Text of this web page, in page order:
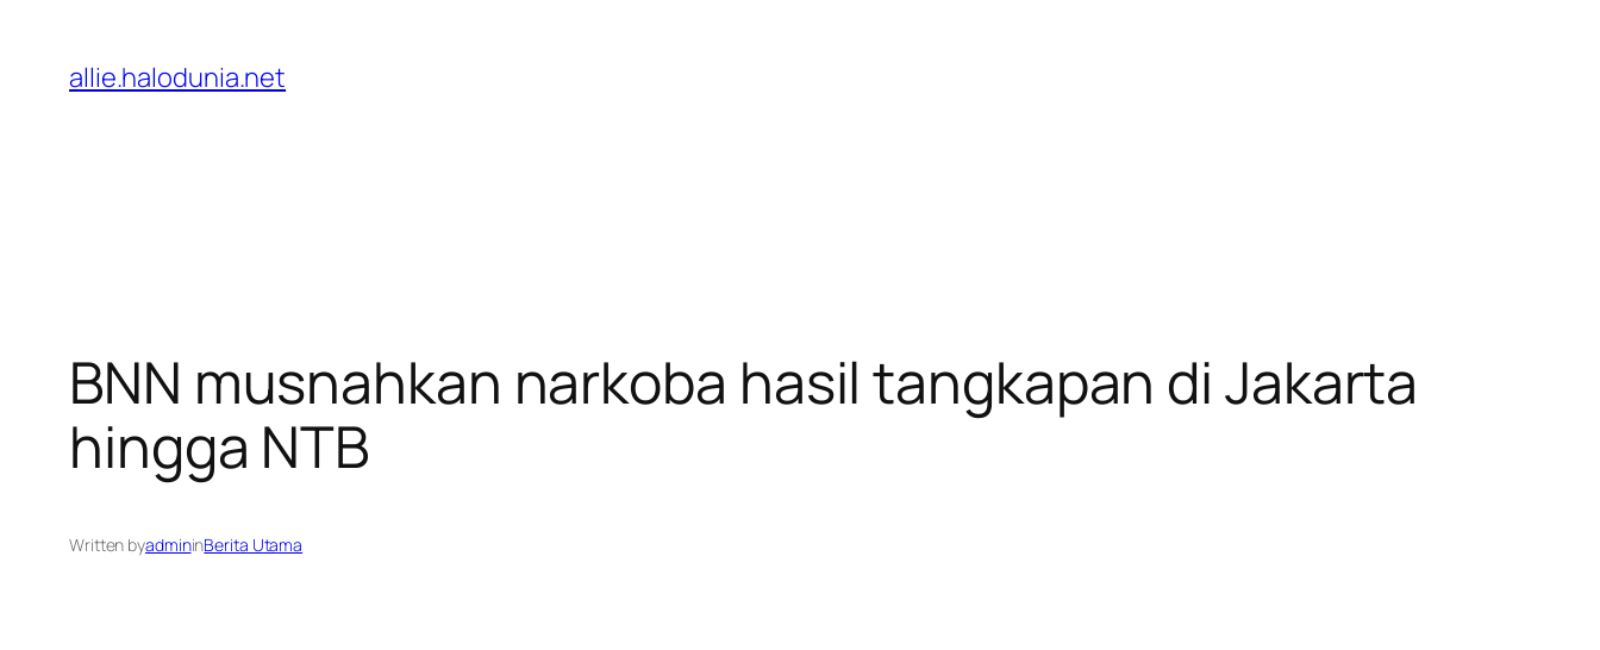
konten
allie.halodunia.net
BNN musnahkan narkoba hasil tangkapan di Jakarta
hingga NTB
Written byadmininBerita Utama